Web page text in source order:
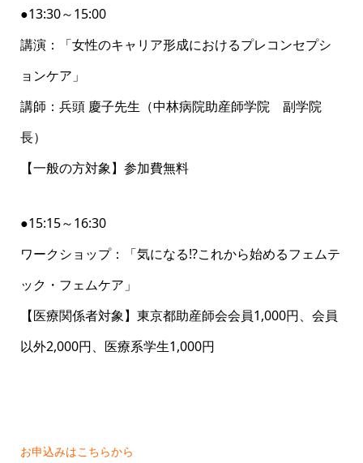
●13:30～15:00
講演：「女性のキャリア形成におけるプレコンセプシ
ョンケア」
講師：兵頭 慶子先生（中林病院助産師学院 副学院
長）
【一般の方対象】参加費無料
●15:15～16:30
ワークショップ：「気になる⁉これから始めるフェムテ
ック・フェムケア」
【医療関係者対象】東京都助産師会会員1,000円、会員
以外2,000円、医療系学生1,000円
お申込みはこちらから